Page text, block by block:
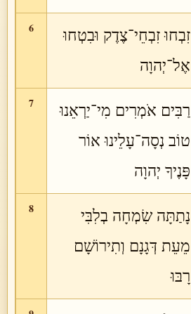
6
זִבְחוּ זִבְחֵי־צֶדֶק וּבִטְחוּ
אֶל־יְהוָה
7
רַבִּים אֹמְרִים מִי־יַרְאֵנוּ
טוֹב נְסָה־עָלֵינוּ אוֹר
פָּנֶיךָ יְהוָה
8
נָתַתָּה שִׂמְחָה בְלִבִּי
מֵעֵת דְּגָנָם וְתִירוֹשָׁם
רָבּוּ